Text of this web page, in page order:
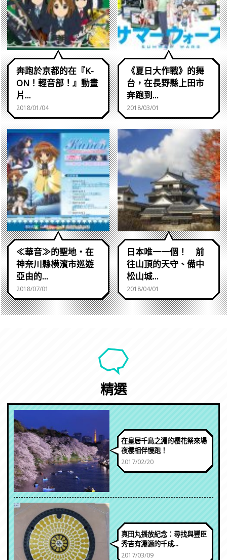
奔跑於京都的在『K-
ON！輕音部！』動畫
片...
2018/01/04
《夏日大作戰》的舞
台，在長野縣上田市
奔跑到...
2018/03/01
≪華音≫的聖地・在
神奈川縣横濱市巡遊
亞由的...
2018/07/01
日本唯一一個！ 前
往山頂的天守、備中
松山城...
2018/04/01
精選
在皇居千鳥之淵的櫻花祭來場
夜櫻相伴慢跑！
2017/02/20
真田丸播放紀念：尋找與豐臣
秀吉有淵源的千成...
2017/03/09